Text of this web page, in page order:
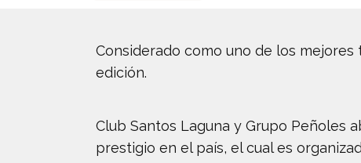
Considerado como uno de los
edición.
Club Santos Laguna y Grupo Peñoles
prestigio en el país, el cual es